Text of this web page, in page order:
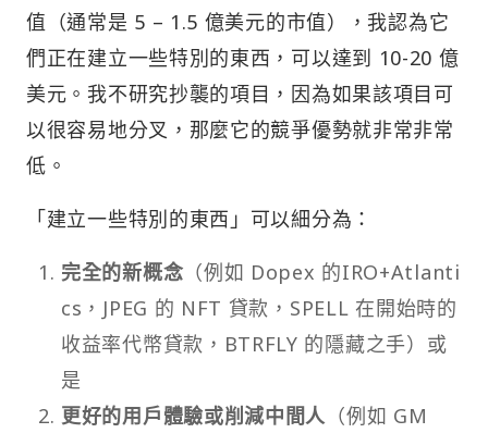
值（通常是 5 – 1.5 億美元的市值），我認為它
們正在建立一些特別的東西，可以達到 10-20 億
美元。我不研究抄襲的項目，因為如果該項目可
以很容易地分叉，那麼它的競爭優勢就非常非常
低。
「建立一些特別的東西」可以細分為：
完全的新概念 （例如 Dopex 的IRO+Atlanti
cs，JPEG 的 NFT 貸款，SPELL 在開始時的
收益率代幣貸款，BTRFLY 的隱藏之手）或
是
更好的用戶體驗或削減中間人 （例如 GM